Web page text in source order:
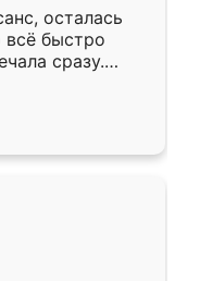
осталась
быстро
сразу.
подошёл к
Собрали
даже